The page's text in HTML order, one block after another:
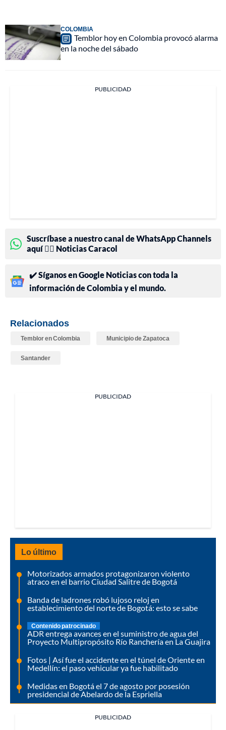
COLOMBIA
Temblor hoy en Colombia provocó alarma
en la noche del sábado
PUBLICIDAD
Suscríbase a nuestro canal de WhatsApp Channels
aquí 👉🏻 Noticias Caracol
✔️ Síganos en Google Noticias con toda la
información de Colombia y el mundo.
Relacionados
Temblor en Colombia Municipio de Zapatoca
Santander
PUBLICIDAD
Lo último
Motorizados armados protagonizaron violento
atraco en el barrio Ciudad Salitre de Bogotá
Banda de ladrones robó lujoso reloj en
establecimiento del norte de Bogotá: esto se sabe
Contenido patrocinado
ADR entrega avances en el suministro de agua del
Proyecto Multipropósito Río Ranchería en La Guajira
Fotos | Así fue el accidente en el túnel de Oriente en
Medellín: el paso vehicular ya fue habilitado
Medidas en Bogotá el 7 de agosto por posesión
presidencial de Abelardo de la Espriella
PUBLICIDAD